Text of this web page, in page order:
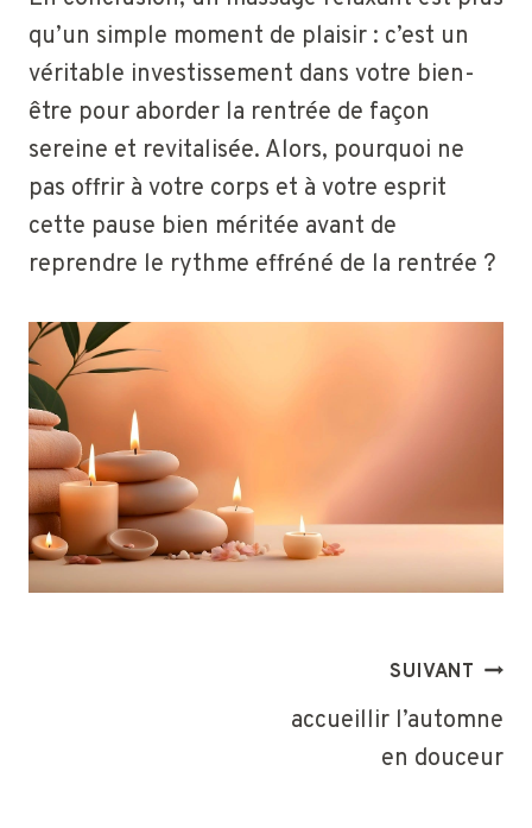
qu’un simple moment de plaisir : c’est un
véritable investissement dans votre bien-
être pour aborder la rentrée de façon
sereine et revitalisée. Alors, pourquoi ne
pas offrir à votre corps et à votre esprit
cette pause bien méritée avant de
reprendre le rythme effréné de la rentrée ?
SUIVANT
accueillir l’automne
en douceur